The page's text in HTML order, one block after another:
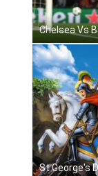
Chelsea Vs
St George's